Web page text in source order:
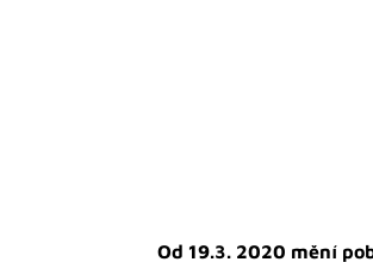
Od 19.3. 2020 mění